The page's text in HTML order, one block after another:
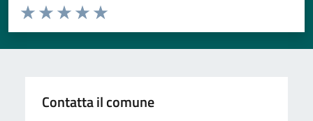
Valuta da 1 a 5 stelle la pagina
Valuta 5 stelle su 5
Valuta 4 stelle su 5
Valuta 3 stelle su 5
Valuta 2 stelle su 5
Valuta 1 stelle su 5
Contatta il comune